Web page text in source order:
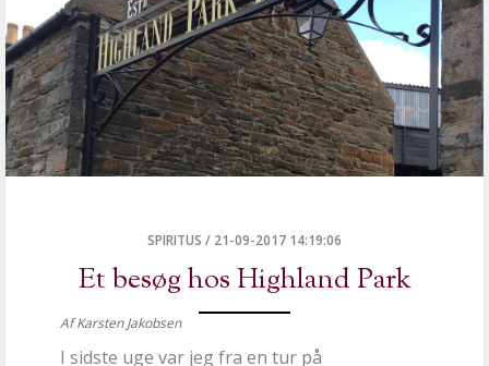
SPIRITUS / 21-09-2017 14:19:06
Et besøg hos Highland Park
Af Karsten Jakobsen
I sidste uge var jeg fra en tur på